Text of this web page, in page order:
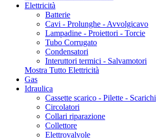
Elettricità
Batterie
Cavi - Prolunghe - Avvolgicavo
Lampadine - Proiettori - Torcie
Tubo Corrugato
Condensatori
Interuttori termici - Salvamotori
Mostra Tutto Elettricità
Gas
Idraulica
Cassette scarico - Pilette - Scarichi
Circolatori
Collari riparazione
Collettore
Elettrovalvole